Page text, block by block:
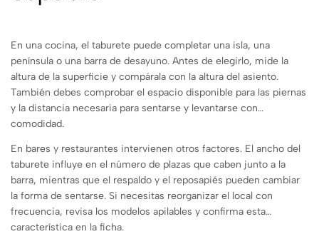
En una cocina, el taburete puede completar una isla, una
península o una barra de desayuno. Antes de elegirlo, mide la
altura de la superficie y compárala con la altura del asiento.
También debes comprobar el espacio disponible para las piernas
y la distancia necesaria para sentarse y levantarse con
comodidad.
En bares y restaurantes intervienen otros factores. El ancho del
taburete influye en el número de plazas que caben junto a la
barra, mientras que el respaldo y el reposapiés pueden cambiar
la forma de sentarse. Si necesitas reorganizar el local con
frecuencia, revisa los modelos apilables y confirma esta
característica en la ficha.